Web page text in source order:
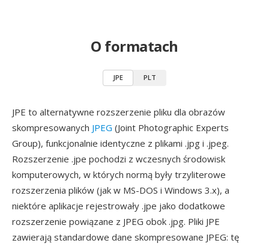
O formatach
JPE PLT
JPE to alternatywne rozszerzenie pliku dla obrazów
skompresowanych JPEG (Joint Photographic Experts
Group), funkcjonalnie identyczne z plikami .jpg i .jpeg.
Rozszerzenie .jpe pochodzi z wczesnych środowisk
komputerowych, w których normą były trzyliterowe
rozszerzenia plików (jak w MS-DOS i Windows 3.x), a
niektóre aplikacje rejestrowały .jpe jako dodatkowe
rozszerzenie powiązane z JPEG obok .jpg. Pliki JPE
zawierają standardowe dane skompresowane JPEG: tę